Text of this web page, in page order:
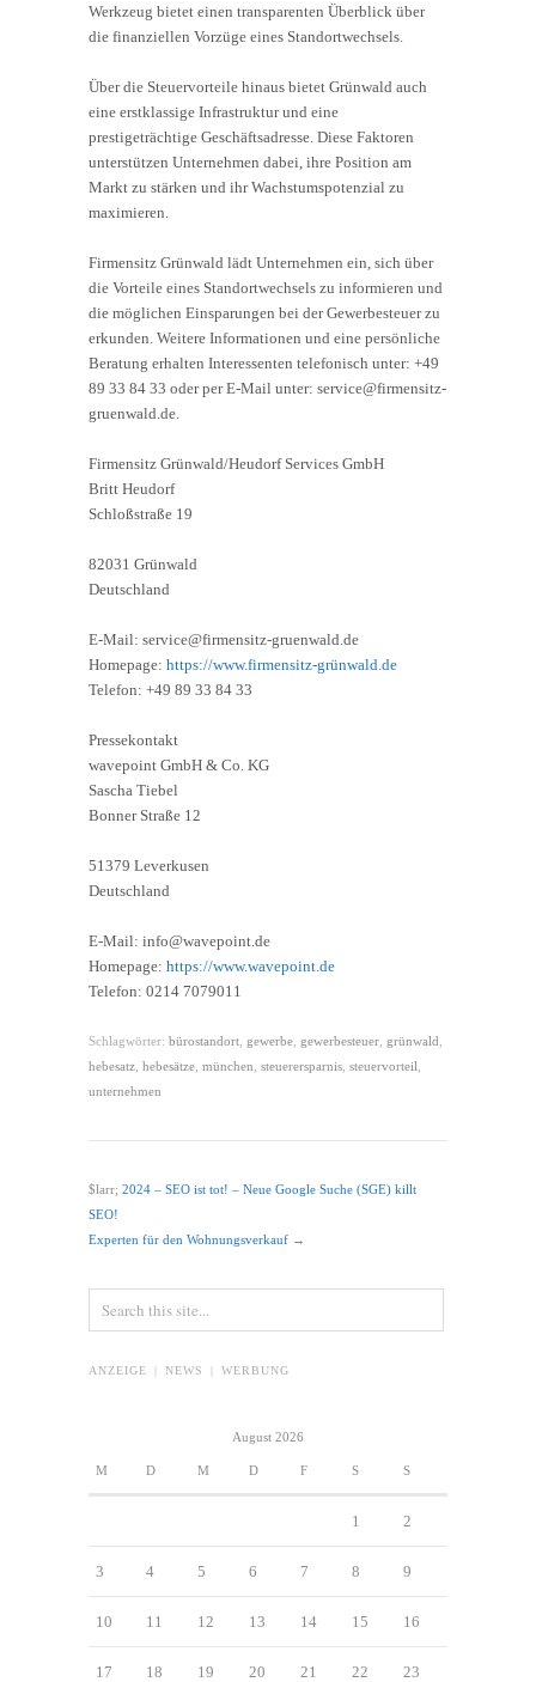
Werkzeug bietet einen transparenten Überblick über
die finanziellen Vorzüge eines Standortwechsels.
Über die Steuervorteile hinaus bietet Grünwald auch
eine erstklassige Infrastruktur und eine
prestigeträchtige Geschäftsadresse. Diese Faktoren
unterstützen Unternehmen dabei, ihre Position am
Markt zu stärken und ihr Wachstumspotenzial zu
maximieren.
Firmensitz Grünwald lädt Unternehmen ein, sich über
die Vorteile eines Standortwechsels zu informieren und
die möglichen Einsparungen bei der Gewerbesteuer zu
erkunden. Weitere Informationen und eine persönliche
Beratung erhalten Interessenten telefonisch unter: +49
89 33 84 33 oder per E-Mail unter: service@firmensitz-
gruenwald.de.
Firmensitz Grünwald/Heudorf Services GmbH
Britt Heudorf
Schloßstraße 19
82031 Grünwald
Deutschland
E-Mail: service@firmensitz-gruenwald.de
Homepage: https://www.firmensitz-grünwald.de
Telefon: +49 89 33 84 33
Pressekontakt
wavepoint GmbH & Co. KG
Sascha Tiebel
Bonner Straße 12
51379 Leverkusen
Deutschland
E-Mail: info@wavepoint.de
Homepage: https://www.wavepoint.de
Telefon: 0214 7079011
Schlagwörter: bürostandort gewerbe gewerbesteuer grünwald
hebesatz hebesätze münchen steuerersparnis steuervorteil
unternehmen
$larr; 2024 – SEO ist tot! – Neue Google Suche (SGE) killt
SEO!
Experten für den Wohnungsverkauf →
ANZEIGE | NEWS | WERBUNG
August 2026
M D M D F S S
1 2
3 4 5 6 7 8 9
10 11 12 13 14 15 16
17 18 19 20 21 22 23